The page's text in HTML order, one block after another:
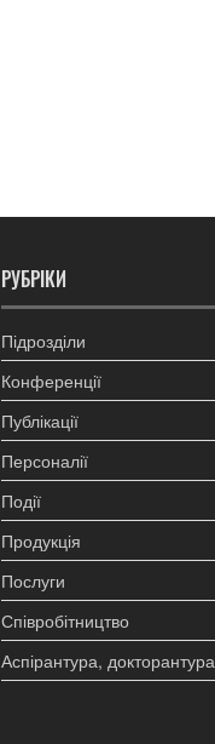
РУБРІКИ
Підрозділи
Конференції
Публікації
Персоналії
Події
Продукція
Послуги
Співробітництво
Аспірантура, докторантура